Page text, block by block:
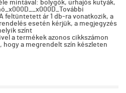
mintával: bolygók, űrhajós kutyák,
feltüntetett ár 1 db-ra vonatkozik, a
esetén kérjük, a megjegyzés
színt
a termékek azonos cikkszámon
a megrendelt szín készleten